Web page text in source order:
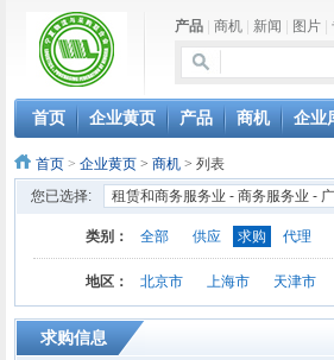
产品 商机 新闻 图片
首页 企业黄页 产品 商机 企业
首页 > 企业黄页 > 商机 > 列表
您已选择:
租赁和商务服务业 - 商务服务业 -
类别： 全部 供应 求购 代理
地区： 北京市 上海市 天津市
求购信息